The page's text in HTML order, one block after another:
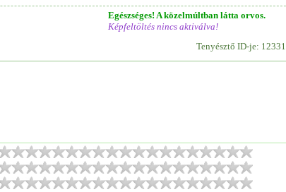
Egészséges! A közelmúltban látta orvos.
Képfeltöltés nincs aktiválva!
Tenyésztő ID-je: 12331